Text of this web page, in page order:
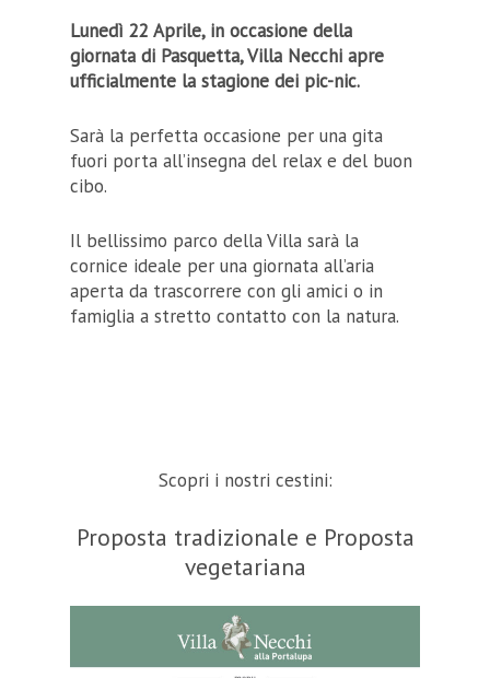
Lunedì 22 Aprile, in occasione della
giornata di Pasquetta, Villa Necchi apre
ufficialmente la stagione dei pic-nic.
Sarà la perfetta occasione per una gita
fuori porta all’insegna del relax e del buon
cibo.
Il bellissimo parco della Villa sarà la
cornice ideale per una giornata all’aria
aperta da trascorrere con gli amici o in
famiglia a stretto contatto con la natura.
Scopri i nostri cestini:
Proposta tradizionale e Proposta
vegetariana